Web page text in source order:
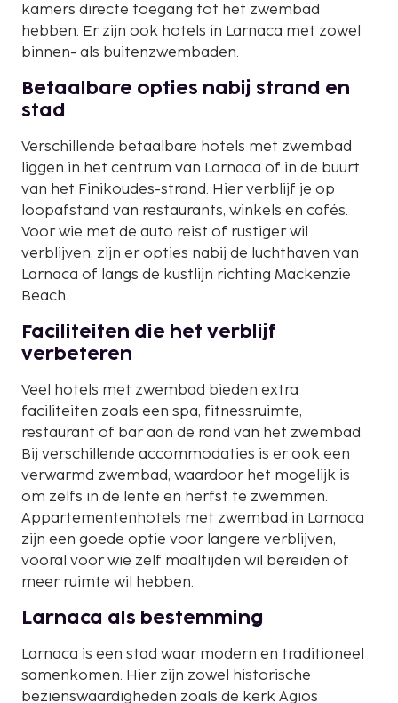
kamers directe toegang tot het zwembad
hebben. Er zijn ook hotels in Larnaca met zowel
binnen- als buitenzwembaden.
Betaalbare opties nabij strand en
stad
Verschillende betaalbare hotels met zwembad
liggen in het centrum van Larnaca of in de buurt
van het Finikoudes-strand. Hier verblijf je op
loopafstand van restaurants, winkels en cafés.
Voor wie met de auto reist of rustiger wil
verblijven, zijn er opties nabij de luchthaven van
Larnaca of langs de kustlijn richting Mackenzie
Beach.
Faciliteiten die het verblijf
verbeteren
Veel hotels met zwembad bieden extra
faciliteiten zoals een spa, fitnessruimte,
restaurant of bar aan de rand van het zwembad.
Bij verschillende accommodaties is er ook een
verwarmd zwembad, waardoor het mogelijk is
om zelfs in de lente en herfst te zwemmen.
Appartementenhotels met zwembad in Larnaca
zijn een goede optie voor langere verblijven,
vooral voor wie zelf maaltijden wil bereiden of
meer ruimte wil hebben.
Larnaca als bestemming
Larnaca is een stad waar modern en traditioneel
samenkomen. Hier zijn zowel historische
bezienswaardigheden zoals de kerk Agios